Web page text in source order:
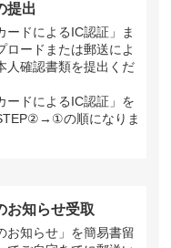
提出
ードによるIC認証」ま
ロードまたは郵送によ
人確認書類を提出くだ
ードによるIC認証」を
の順になりま
お知らせ受取
お知らせ」を簡易書留